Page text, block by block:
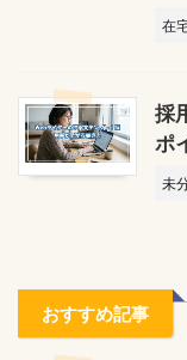
在
採
ポ
未
おすすめ記事